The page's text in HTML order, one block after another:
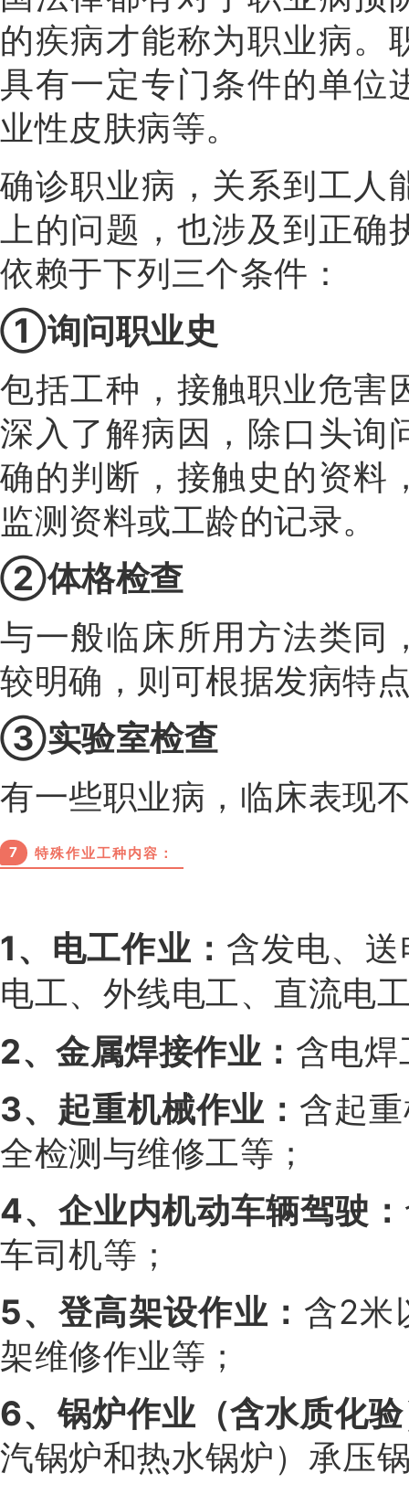
的疾病才能称为职业病。
具有一定专门条件的单位
业性皮肤病等。
确诊职业病，关系到工人
上的问题，也涉及到正确
依赖于下列三个条件：
①询问职业史
包括工种，接触职业危害
深入了解病因，除口头询
确的判断，接触史的资料
监测资料或工龄的记录。
②体格检查
与一般临床所用方法类同
较明确，则可根据发病特
③实验室检查
有一些职业病，临床表现
7 特殊作业工种内容：
1、电工作业： 含发电、
电工、外线电工、直流电
2、金属焊接作业： 含电
3、起重机械作业： 含起
全检测与维修工等；
4、企业内机动车辆驾驶：
车司机等；
5、登高架设作业： 含2米
架维修作业等；
6、锅炉作业（含水质化
汽锅炉和热水锅炉）承压